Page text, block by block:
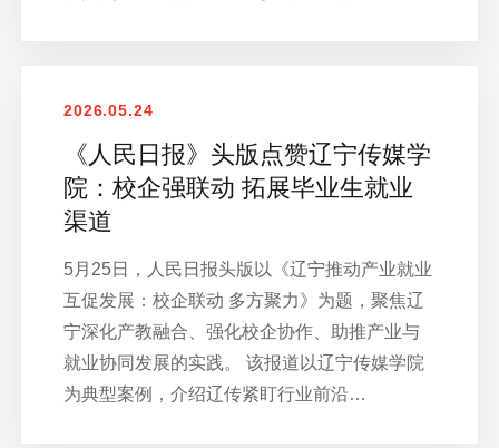
2026.05.24
《人民日报》头版点赞辽宁传媒学
院：校企强联动 拓展毕业生就业
渠道
5月25日，人民日报头版以《辽宁推动产业就业
互促发展：校企联动 多方聚力》为题，聚焦辽
宁深化产教融合、强化校企协作、助推产业与
就业协同发展的实践。 该报道以辽宁传媒学院
为典型案例，介绍辽传紧盯行业前沿…